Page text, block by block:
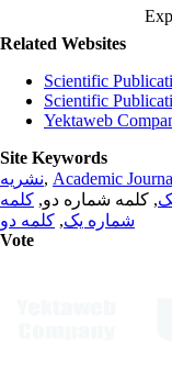
Related Websites
Scientific
Scientific
Yektaweb
Site Keywords
نشریه, Academic
, کلمه شماره دو, کلمه
شماره یک, کلمه دو
Vote